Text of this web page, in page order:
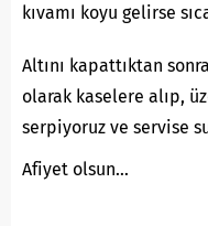
kıvamı koyu gelirse
Altını kapattıktan
olarak kaselere alıp,
serpiyoruz ve servise
Afiyet olsun…